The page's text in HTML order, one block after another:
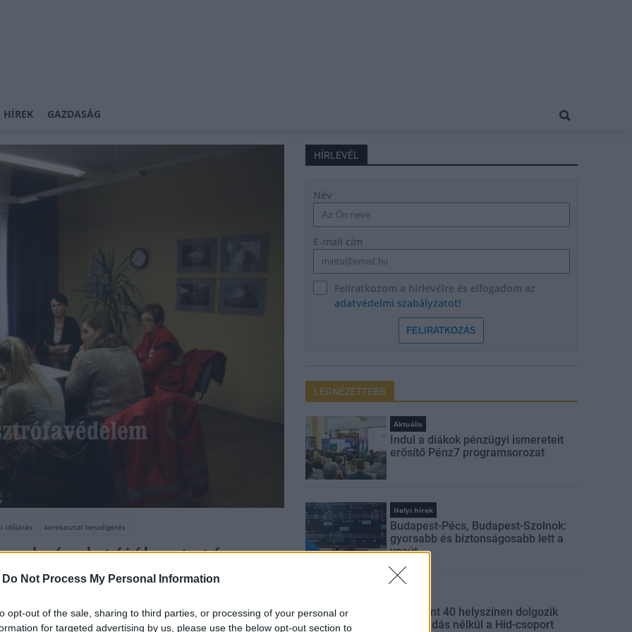
Do Not Process My Personal Information
opt-out of the sale, sharing to third parties, or processing of your personal or
for targeted advertising by us, please use the below opt-out section to
HÍREK GAZDASÁG
időjárás kerekasztal beszélgetés
tájékoztatása a
HÍRLEVÉL
Név
E-mail cím
Feliratkozom a hírlevélre és elfogadom az
adatvédelmi szabályzatot!
FELIRATKOZÁS
LEGNÉZETTEBB
Aktuális
Indul a diákok pénzügyi ismereteit
erősítő Pénz7 programsorozat
Helyi hírek
Budapest-Pécs, Budapest-Szolnok:
gyorsabb és biztonságosabb lett a
vasút
Több mint 40 helyszínen dolgozik
fennakadás nélkül a Híd-csoport